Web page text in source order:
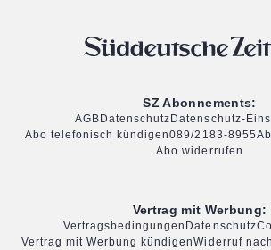
SZ Abonnements:
AGB Datenschutz Datenschutz-
Abo telefonisch kündigen089/2183-8955
Abo widerrufen
Vertrag mit Werbung:
Vertragsbedingungen Datenschutz
Vertrag mit Werbung kündigenWiderruf